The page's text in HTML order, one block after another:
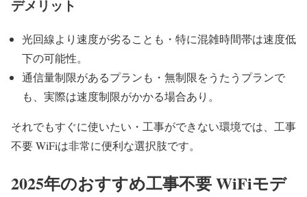
デメリット
光回線より速度が劣ることも・特に混雑時間帯は速度低
下の可能性。
通信量制限があるプランも・無制限をうたうプランで
も、実際は速度制限がかかる場合あり。
それでもすぐに使いたい・工事ができない環境では、工事
不要 WiFiは非常に便利な選択肢です。
2025年のおすすめ工事不要 WiFiモデ